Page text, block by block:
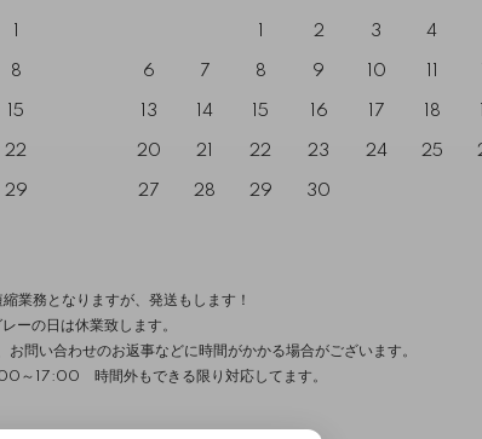
8
15
22
29
2 3 4
6 7 8 9 10
13 14 15 16 17 18
20 21 22 23 24 25
27 28 29 30
業務となりますが、発送もします！
レーの日は休業致します。
問い合わせのお返事などに時間がかかる場合がございます。
～17:00 時間外もできる限り対応してます。